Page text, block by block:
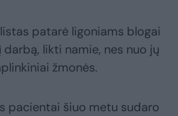
patarė ligoniams blogai
likti namie, nes nuo jų
žmonės.
pacientai šiuo metu sudaro